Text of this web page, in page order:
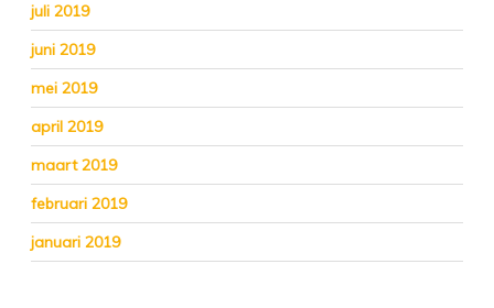
juli 2019
juni 2019
mei 2019
april 2019
maart 2019
februari 2019
januari 2019